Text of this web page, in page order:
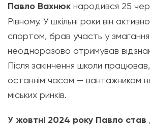
Павло Вахнюк народився 25
Рівному. У шкільні роки він
спортом, брав участь у
неодноразово отримував
Після закінчення школи
останнім часом — вантажником
міських ринків.
У жовтні 2024 року Павло став